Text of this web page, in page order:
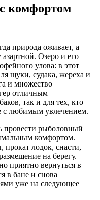
комфортом
природа оживает, а
Озеро и его
улова: в этот
щуки, судака, жереха и
и множество
отличным
так и для тех, кто
с любимым увлечением.
провести рыболовный
комфортом.
лодок, снасти,
на берегу.
приятно вернуться в
в бане и снова
уже на следующее